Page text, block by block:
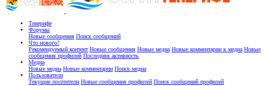
Тенерифе
Форумы
Новые сообщения Поиск сообщений
Что нового?
Рекомендуемый контент Новые сообщения Новые медиа Новые комментарии к медиа Новые
сообщения профилей Последняя активность
Медиа
Новые медиа Новые комментарии Поиск медиа
Пользователи
Текущие посетители Новые сообщения профилей Поиск сообщений профилей